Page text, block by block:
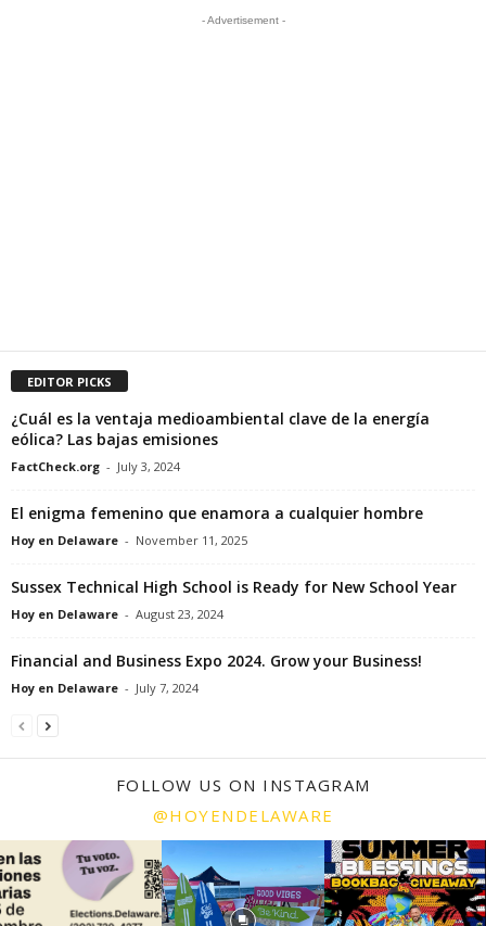
- Advertisement -
EDITOR PICKS
¿Cuál es la ventaja medioambiental clave de la energía
eólica? Las bajas emisiones
FactCheck.org - July 3, 2024
El enigma femenino que enamora a cualquier hombre
Hoy en Delaware - November 11, 2025
Sussex Technical High School is Ready for New School Year
Hoy en Delaware - August 23, 2024
Financial and Business Expo 2024. Grow your Business!
Hoy en Delaware - July 7, 2024
FOLLOW US ON INSTAGRAM
@HOYENDELAWARE